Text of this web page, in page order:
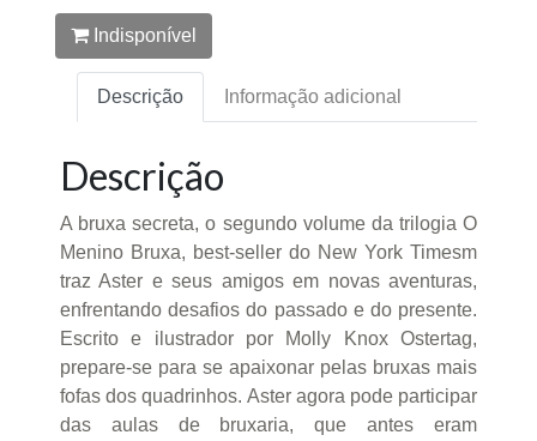
Indisponível
Descrição Informação adicional
Descrição
A bruxa secreta, o segundo volume da trilogia O
Menino Bruxa, best-seller do New York Timesm
traz Aster e seus amigos em novas aventuras,
enfrentando desafios do passado e do presente.
Escrito e ilustrador por Molly Knox Ostertag,
prepare-se para se apaixonar pelas bruxas mais
fofas dos quadrinhos. Aster agora pode participar
das aulas de bruxaria, que antes eram